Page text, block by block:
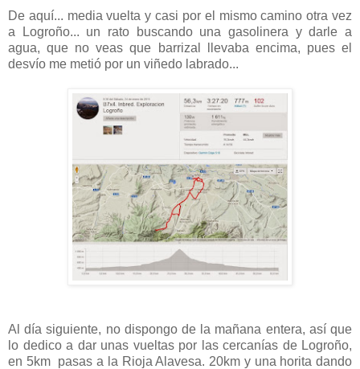
De aquí... media vuelta y casi por el mismo camino otra vez
a Logroño... un rato buscando una gasolinera y darle a
agua, que no veas que barrizal llevaba encima, pues el
desvío me metió por un viñedo labrado...
Al día siguiente, no dispongo de la mañana entera, así que
lo dedico a dar unas vueltas por las cercanías de Logroño,
en 5km pasas a la Rioja Alavesa. 20km y una horita dando